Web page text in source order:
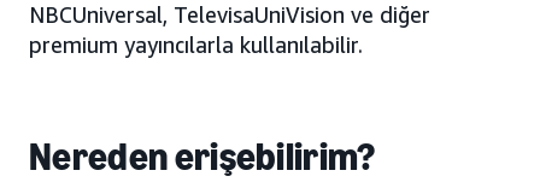
NBCUniversal, TelevisaUniVision ve diğer
premium yayıncılarla kullanılabilir.
Nereden erişebilirim?